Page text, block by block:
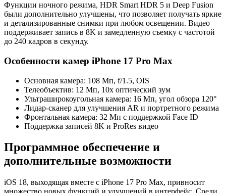
Функции ночного режима, HDR Smart HDR 5 и Deep Fusion
были дополнительно улучшены, что позволяет получать яркие
и детализированные снимки при любом освещении. Видео
поддерживает запись в 8K и замедленную съемку с частотой
до 240 кадров в секунду.
Особенности камер iPhone 17 Pro Max
Основная камера: 108 Мп, f/1.5, OIS
Телеобъектив: 12 Мп, 10x оптический зум
Ультраширокоугольная камера: 16 Мп, угол обзора 120°
Лидар-сканер для улучшения AR и портретного режима
Фронтальная камера: 32 Мп с поддержкой Face ID
Поддержка записей 8K и ProRes видео
Программное обеспечение и
дополнительные возможности
iOS 18, выходящая вместе с iPhone 17 Pro Max, привносит